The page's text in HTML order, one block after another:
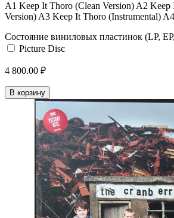
A1 Keep It Thoro (Clean Version) A2
Version) A3 Keep It Thoro (Instrumental)
Состояние виниловых пластинок (LP,
Picture Disc
4 800.00 ₽
В корзину